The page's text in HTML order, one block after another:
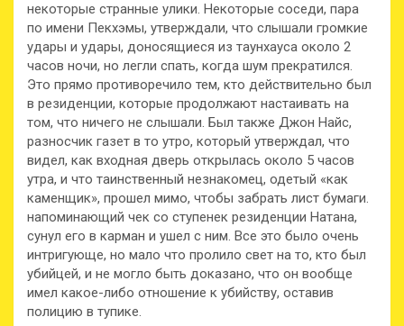
некоторые странные улики. Некоторые соседи, пара
по имени Пекхэмы, утверждали, что слышали громкие
удары и удары, доносящиеся из таунхауса около 2
часов ночи, но легли спать, когда шум прекратился.
Это прямо противоречило тем, кто действительно был
в резиденции, которые продолжают настаивать на
том, что ничего не слышали. Был также Джон Найс,
разносчик газет в то утро, который утверждал, что
видел, как входная дверь открылась около 5 часов
утра, и что таинственный незнакомец, одетый «как
каменщик», прошел мимо, чтобы забрать лист бумаги.
напоминающий чек со ступенек резиденции Натана,
сунул его в карман и ушел с ним. Все это было очень
интригующе, но мало что пролило свет на то, кто был
убийцей, и не могло быть доказано, что он вообще
имел какое-либо отношение к убийству, оставив
полицию в тупике.